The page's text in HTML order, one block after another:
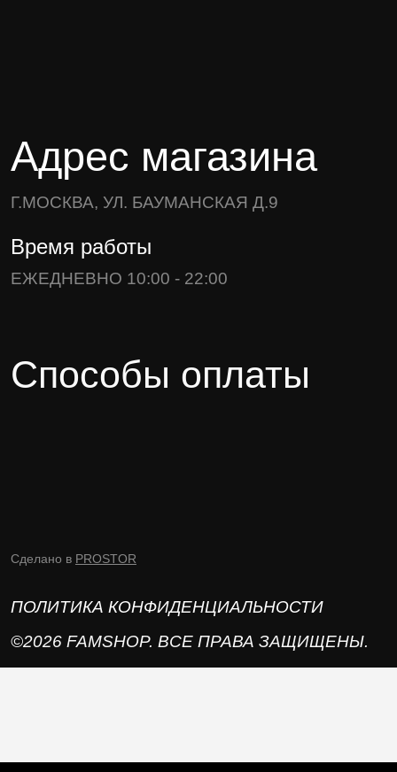
Адрес магазина
Г.МОСКВА, УЛ. БАУМАНСКАЯ Д.9
Время работы
ЕЖЕДНЕВНО 10:00 - 22:00
Способы оплаты
Сделано в PROSTOR
ПОЛИТИКА КОНФИДЕНЦИАЛЬНОСТИ
©2026 FAMSHOP. ВСЕ ПРАВА ЗАЩИЩЕНЫ.